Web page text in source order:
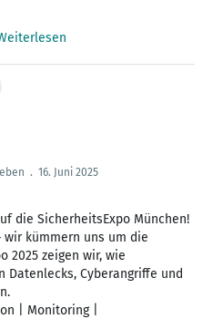
. 16. Juni 2025
die SicherheitsExpo München!
kümmern uns um die
2025 zeigen wir, wie
Datenlecks, Cyberangriffe und
| Monitoring |